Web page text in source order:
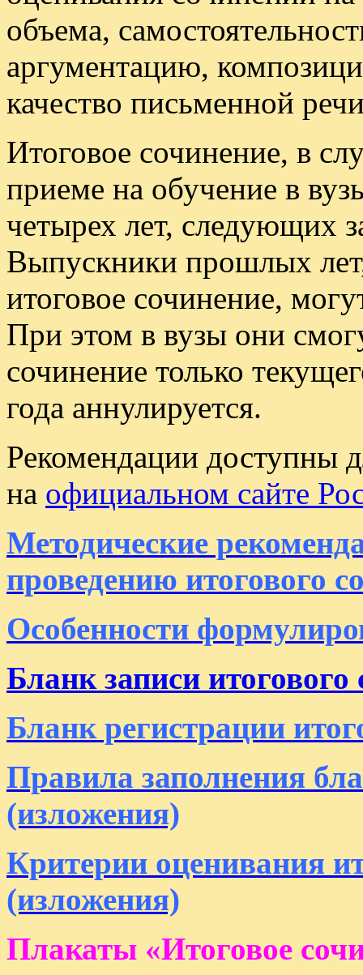
объема,
аргументацию,
качество письменной
Итоговое сочинение, в
приеме на обучение в
четырех лет, следующих
Выпускники прошлых
итоговое сочинение,
При этом в вузы они
сочинение только
года аннулируется.
Рекомендации доступны
на официальном сайте
Методические
проведению итогового
Особенности
Бланк записи
Бланк регистрации
Правила заполнения
(изложения)
Критерии оценивания
(изложения)
Плакаты «Итоговое